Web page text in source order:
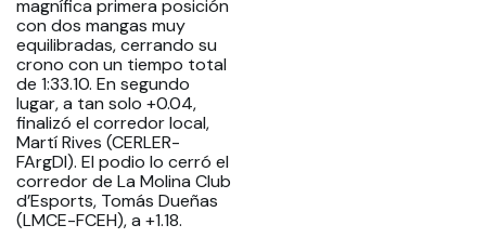
magnífica primera posición
con dos mangas muy
equilibradas, cerrando su
crono con un tiempo total
de 1:33.10. En segundo
lugar, a tan solo +0.04,
finalizó el corredor local,
Martí Rives (CERLER-
FArgDI). El podio lo cerró el
corredor de La Molina Club
d’Esports, Tomás Dueñas
(LMCE-FCEH), a +1.18.